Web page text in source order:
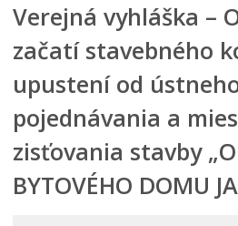
Bezpečnosť
Doprava, údržba komunikácií
Kultúra, šport a propagácia
PRIMÁTOR INFORMUJE
RODINA, ŽIVOT, BÝVANIE
Školstvo
Verejná vyhláška –
začatí stavebného
upustení od
pojednávania a
zisťovania stavby
BYTOVÉHO DOMU